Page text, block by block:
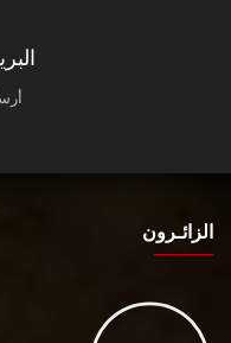
الزائـرون